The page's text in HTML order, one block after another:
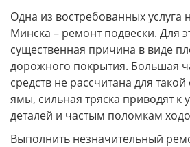
Одна из востребованных услуга
Минска – ремонт подвески. Для
существенная причина в виде
дорожного покрытия. Большая
средств не рассчитана для
ямы, сильная тряска приводят к
деталей и частым поломкам
Выполнить незначительный